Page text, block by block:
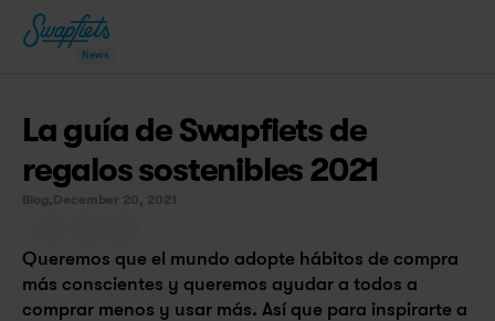
News
La guía de Swapfiets de
regalos sostenibles 2021
Blog, December 20, 2021
Queremos que el mundo adopte hábitos de compra
más conscientes y queremos ayudar a todos a
comprar menos y usar más. Así que para inspirarte a